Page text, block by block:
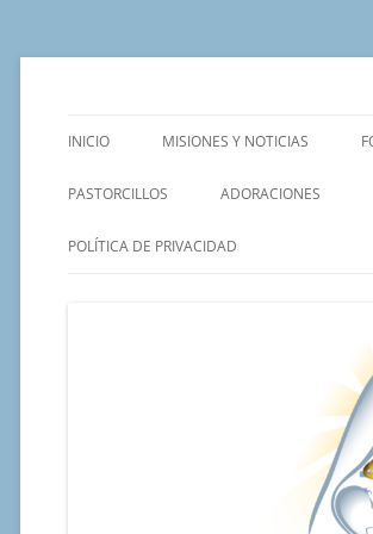
Saltar
INICIO MISIONES Y NOTICIAS
PASTORCILLOS ADORACIONES
POLÍTICA DE PRIVACIDAD